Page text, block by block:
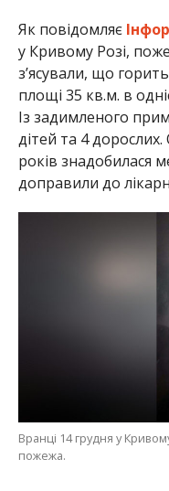
Як повідомляє
у Кривому Розі,
з’ясували, що
площі 35 кв.м. в
Із задимленого
дітей та 4
років знадобилася
доправили до
Вранці 14 грудня у
пожежа.